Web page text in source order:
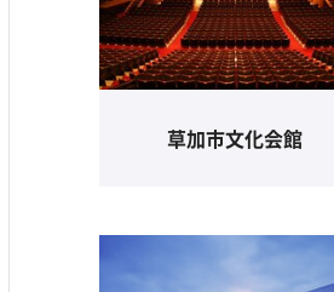
草加市文化会館